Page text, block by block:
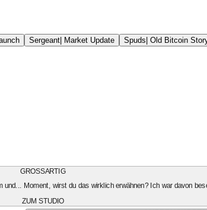
Sergeant| Market Update Spuds| Old Bitcoin
GROSSARTIG
Moment, wirst du das wirklich erwähnen? Ich war davon
ZUM STUDIO